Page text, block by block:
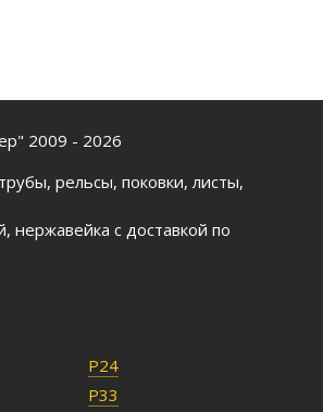
2009 - 2026
рельсы, поковки, листы,
нержавейка с доставкой по
Р24
Р33